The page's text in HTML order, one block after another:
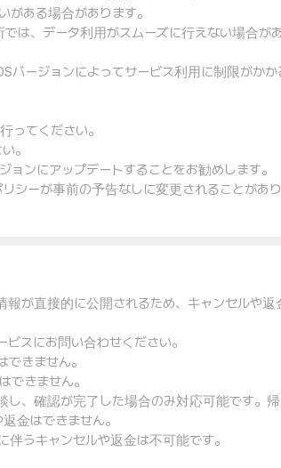
ある場合があります。
は、データ利用がスムーズに行えない場合が
バージョンによってサービス利用に制限がかか
ってください。
。
ンにアップデートすることをお勧めします。
シーが事前の予告なしに変更されることがあ
が直接的に公開されるため、キャンセルや返
スにお問い合わせください。
きません。
きません。
し、確認が完了した場合のみ対応可能です。帰
金はできません。
うキャンセルや返金は不可能です。